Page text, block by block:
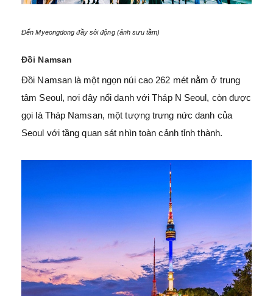
Đến Myeongdong đầy sôi động (ảnh sưu tầm)
Đồi Namsan
Đồi Namsan là một ngọn núi cao 262 mét nằm ở trung
tâm Seoul, nơi đây nổi danh với Tháp N Seoul, còn được
gọi là Tháp Namsan, một tượng trưng nức danh của
Seoul với tầng quan sát nhìn toàn cảnh tỉnh thành.